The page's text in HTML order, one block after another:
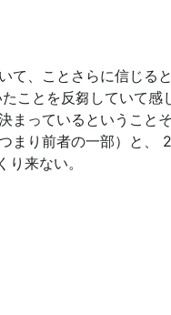
て、ことさらに信じる
ことを反芻していて
まっているということ
まり前者の一部）と、
来ない。